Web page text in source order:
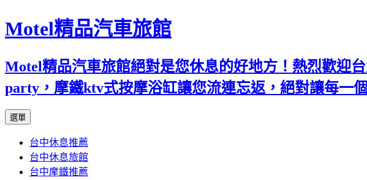
Motel精品汽車旅館
Motel精品汽車旅館絕對是您休息的好地方！熱烈歡迎
party，摩鐵ktv式按摩浴缸讓您流連忘返，絕對讓每一
選單
內
容
台中休息推薦
台中休息旅館
台中摩鐵推薦